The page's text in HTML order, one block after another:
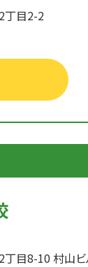
丁目2-2
丁目8-10 村山